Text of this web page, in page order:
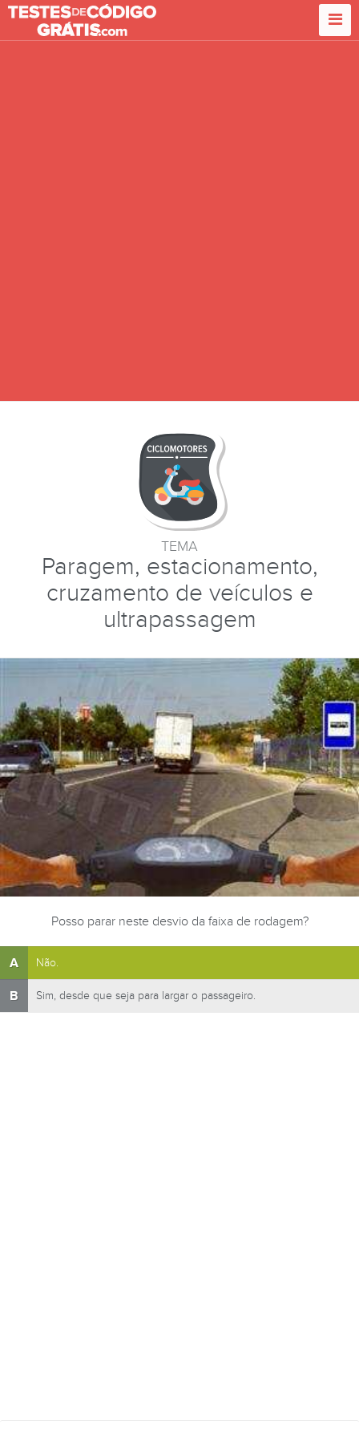
TEMA
Paragem, estacionamento,
cruzamento de veículos e
ultrapassagem
Posso parar neste desvio da faixa de rodagem?
A Não.
B Sim, desde que seja para largar o passageiro.